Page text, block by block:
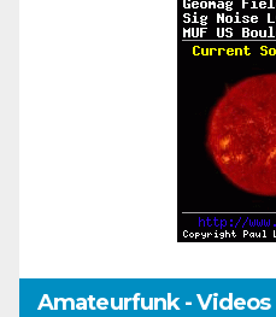
Amateurfunk - Videos